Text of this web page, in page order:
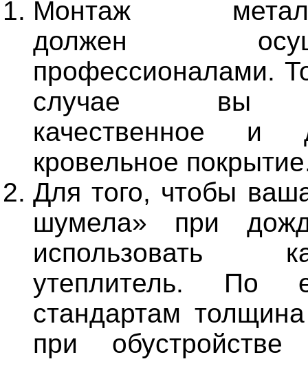
Монтаж
должен
профессионалами.
случае вы
качественное и
кровельное
Для того, чтобы
шумела» при
использовать
утеплитель. По
стандартам
при